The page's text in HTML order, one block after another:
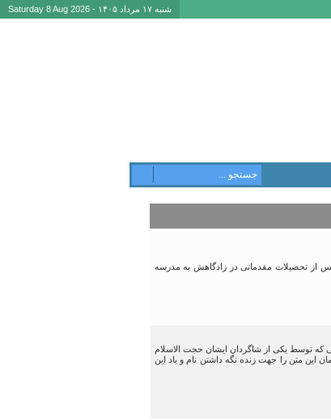
شنبه ۱۷ مرداد ۱۴۰۵ - Saturday 8 Aug 2026
لشت نشاء به دنیا آمد . پس از تحصیلات مقدماتی در زادگاهش به مدرسه
که توسط یکی از شاگردان ایشان حجت الاسلام
متن را جهت زنده نگه داشتن نام و یاد این